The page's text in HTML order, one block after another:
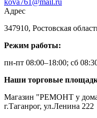
Адрес
347910, Ростовская
Режим работы:
пн-пт 08:00–18:00; сб
Наши торговые
Магазин "РЕМОНТ у
г.Таганрог, ул.Ленина 222